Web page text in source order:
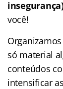
você!
só material
conteúdos
intensificar